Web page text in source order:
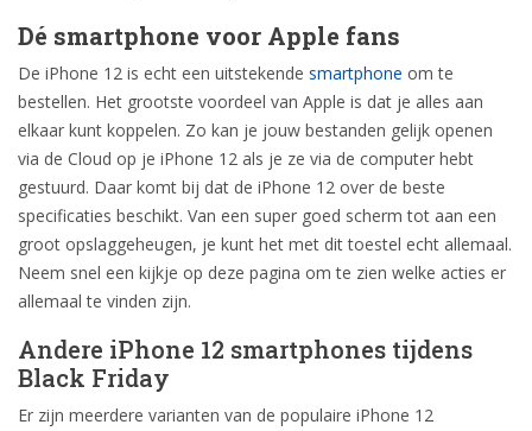
Dé smartphone voor Apple fans
De iPhone 12 is echt een uitstekende smartphone om te
bestellen. Het grootste voordeel van Apple is dat je alles aan
elkaar kunt koppelen. Zo kan je jouw bestanden gelijk openen
via de Cloud op je iPhone 12 als je ze via de computer hebt
gestuurd. Daar komt bij dat de iPhone 12 over de beste
specificaties beschikt. Van een super goed scherm tot aan een
groot opslaggeheugen, je kunt het met dit toestel echt allemaal.
Neem snel een kijkje op deze pagina om te zien welke acties er
allemaal te vinden zijn.
Andere iPhone 12 smartphones tijdens
Black Friday
Er zijn meerdere varianten van de populaire iPhone 12